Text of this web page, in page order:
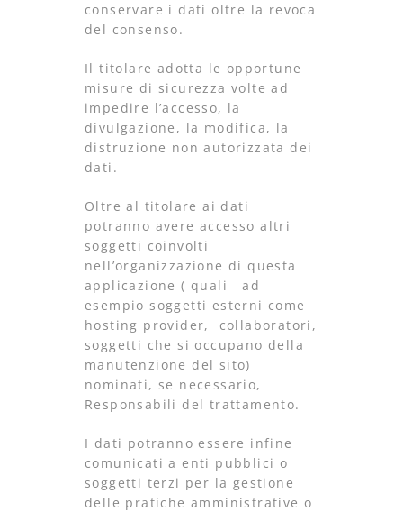
conservare i dati oltre la revoca
del consenso.
Il titolare adotta le opportune
misure di sicurezza volte ad
impedire l’accesso, la
divulgazione, la modifica, la
distruzione non autorizzata dei
dati.
Oltre al titolare ai dati
potranno avere accesso altri
soggetti coinvolti
nell’organizzazione di questa
applicazione ( quali ad
esempio soggetti esterni come
hosting provider, collaboratori,
soggetti che si occupano della
manutenzione del sito)
nominati, se necessario,
Responsabili del trattamento.
I dati potranno essere infine
comunicati a enti pubblici o
soggetti terzi per la gestione
delle pratiche amministrative o